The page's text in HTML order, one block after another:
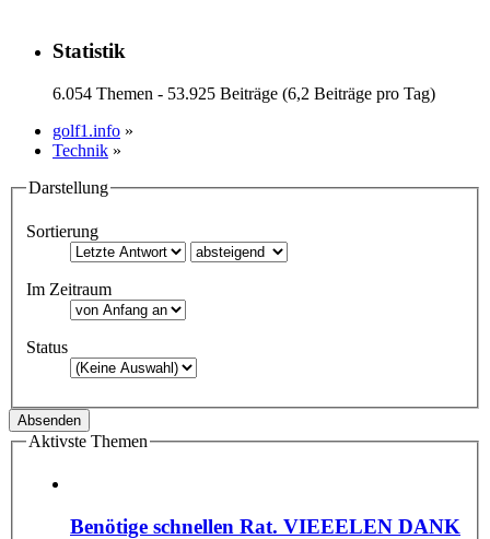
Statistik
6.054 Themen - 53.925 Beiträge (6,2 Beiträge pro Tag)
golf1.info »
Technik »
Darstellung
Sortierung
Im Zeitraum
Status
Aktivste Themen
Benötige schnellen Rat. VIEEELEN DANK